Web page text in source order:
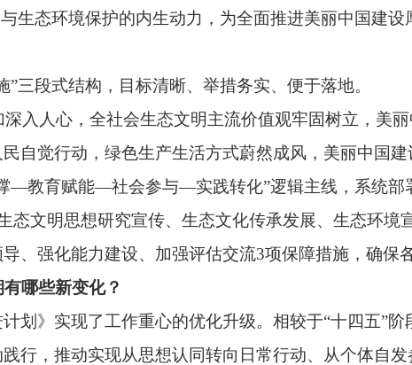
会参与—实践转化”逻辑主线，系统部署“十五五”时期全民行动
宣传、生态文化传承发展、生态环境宣传教育、社会各界广泛参
设、加强评估交流3项保障措施，确保各项任务落地见效。
作重心的优化升级。相较于“十四五”阶段侧重提升全民生态文明
从思想认同转向日常行动、从个体自发参与转向整体统筹推进。
多主体协同。深化跨部门、跨领域联动协作，统筹各类优质资
公众践行”的全域宣教工作格局。二是推动多路径创新。系统总
多场景联合发布模式；深化与主流媒体、网络平台合作，联合打
设全民行动从思想认知走向自觉践行、从个体参与走向体系化